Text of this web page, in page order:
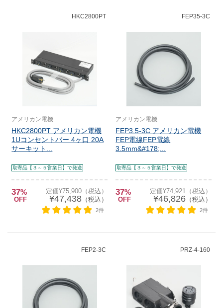
HKC2800PT
アメリカン電機
HKC2800PT アメリカン電機
1Uコンセントバー 4ヶ口 20A
サーキット...
取寄品【３～５営業日】で発送
37%
OFF
定価¥75,900（税込）
¥47,438（税込）
2件
FEP35-3C
アメリカン電機
FEP3.5-3C アメリカン電機
FEP電線FEP電線
3.5mm&#178;...
取寄品【３～５営業日】で発送
37%
OFF
定価¥74,921（税込）
¥46,826（税込）
2件
FEP2-3C PRZ-4-160